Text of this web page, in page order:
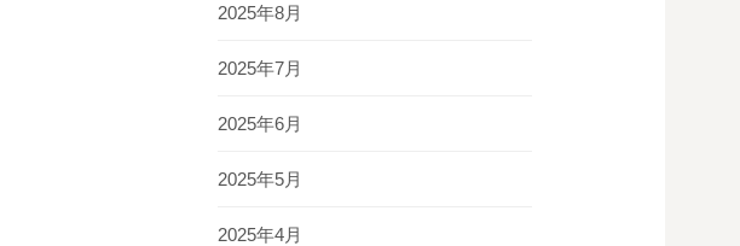
2025年8月
2025年7月
2025年6月
2025年5月
2025年4月